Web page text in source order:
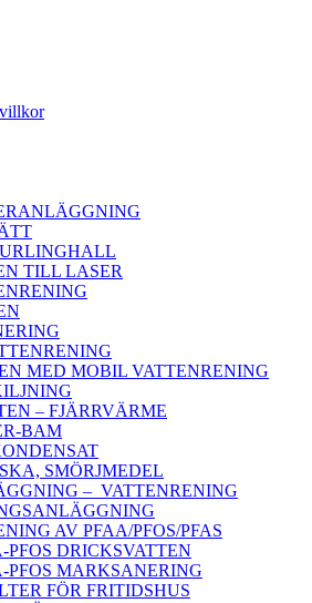
TILL LASER
MED MOBIL VATTENRENING
– FJÄRRVÄRME
BAM
SMÖRJMEDEL
– VATTENRENING
AV PFAA/PFOS/PFAS
PFOS DRICKSVATTEN
PFOS MARKSANERING
FÖR FRITIDSHUS